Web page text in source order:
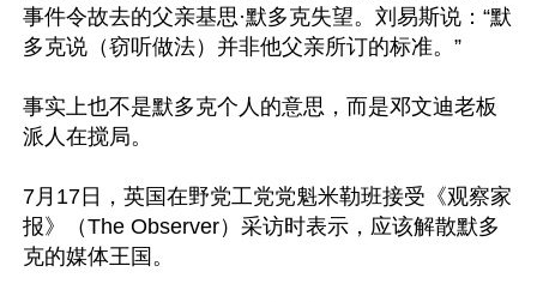
事件令故去的父亲基思·默多克失望。刘易斯说：“默
多克说（窃听做法）并非他父亲所订的标准。”
事实上也不是默多克个人的意思，而是邓文迪老板
派人在搅局。
7月17日，英国在野党工党党魁米勒班接受《观察家
报》（The Observer）采访时表示，应该解散默多
克的媒体王国。